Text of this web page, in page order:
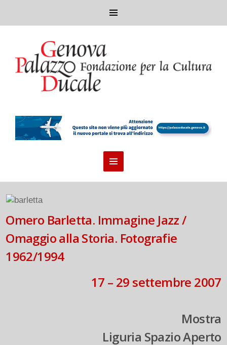
Omero Barletta. Immagine Jazz /
Omaggio alla Storia. Fotografie
1962/1994
17 – 29 settembre 2007
Mostra
Liguria Spazio Aperto